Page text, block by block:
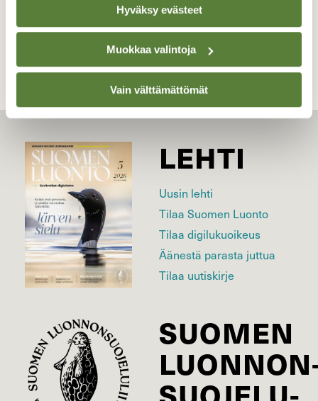
Hyväksy evästeet
Muokkaa valintoja
Vain välttämättömät
Kilpailun etusivulle
LEHTI
Uusin lehti
Tilaa Suomen Luonto
Tilaa digilukuoikeus
Äänestä parasta juttua
Tilaa uutiskirje
SUOMEN